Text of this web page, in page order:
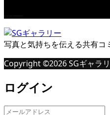
写真と気持ちを伝える共有コ
Copyright ©2026SGギャラ
ログイン